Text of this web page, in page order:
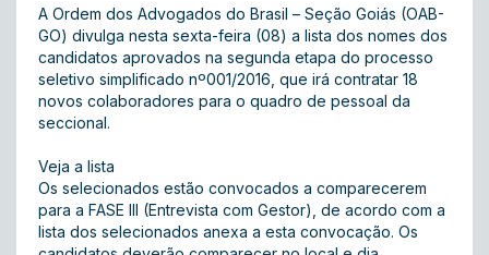
A Ordem dos Advogados do Brasil – Seção Goiás (OAB-
GO) divulga nesta sexta-feira (08) a lista dos nomes dos
candidatos aprovados na segunda etapa do processo
seletivo simplificado nº001/2016, que irá contratar 18
novos colaboradores para o quadro de pessoal da
seccional.
Veja a lista
Os selecionados estão convocados a comparecerem
para a FASE III (Entrevista com Gestor), de acordo com a
lista dos selecionados anexa a esta convocação. Os